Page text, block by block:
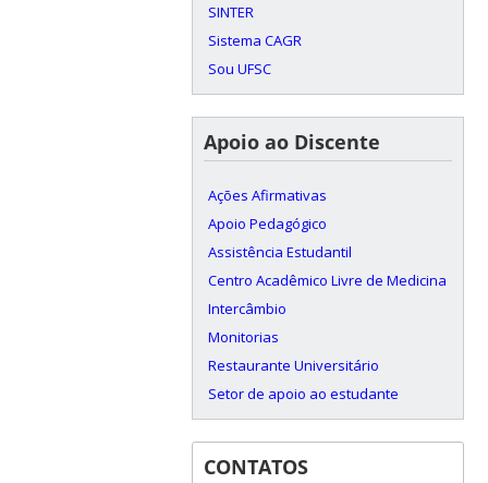
SINTER
Sistema CAGR
Sou UFSC
Apoio ao Discente
Ações Afirmativas
Apoio Pedagógico
Assistência Estudantil
Centro Acadêmico Livre de Medicina
Intercâmbio
Monitorias
Restaurante Universitário
Setor de apoio ao estudante
CONTATOS